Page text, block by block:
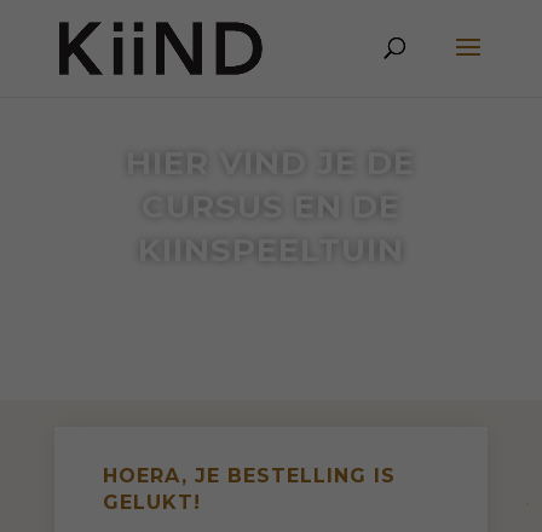
HIER VIND JE DE
CURSUS EN DE
KIINSPEELTUIN
HOERA, JE BESTELLING IS
GELUKT!